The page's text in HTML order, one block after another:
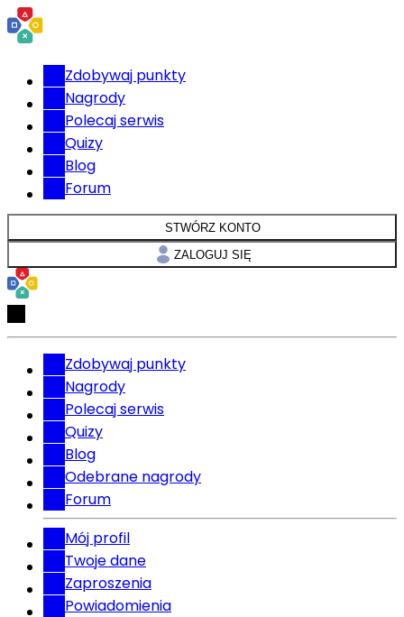
Zdobywaj punkty
Nagrody
Polecaj serwis
Quizy
Blog
Forum
STWÓRZ KONTO
ZALOGUJ SIĘ
Zdobywaj punkty
Nagrody
Polecaj serwis
Quizy
Blog
Odebrane nagrody
Forum
Mój profil
Twoje dane
Zaproszenia
Powiadomienia